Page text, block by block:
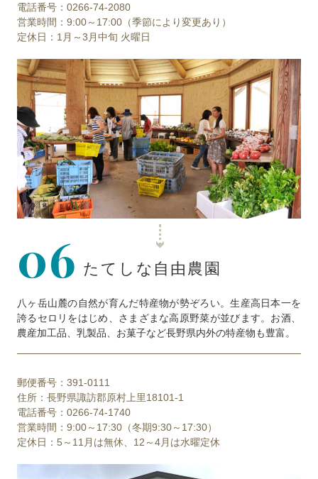
電話番号：0266-74-2080
営業時間：9:00～17:00（季節により変更あり）
定休日：1月～3月中旬 火曜日
06 たてしな自由農園
八ヶ岳山麓の自然が育んだ特産物が勢ぞろい。生産高日本一を
誇るセロリをはじめ、さまざまな高原野菜が並びます。お酒、
農産加工品、乳製品、お菓子など長野県内外の特産物も豊富。
郵便番号：391-0111
住所：長野県諏訪郡原村上里18101-1
電話番号：0266-74-1740
営業時間：9:00～17:30（冬期9:30～17:30）
定休日：5～11月は無休、12～4月は水曜定休